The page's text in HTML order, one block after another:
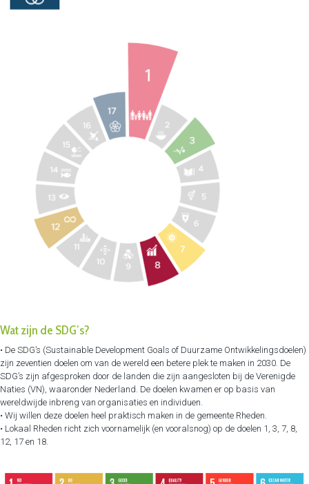
Wat zijn de SDG’s?
• De SDG’s (Sustainable Development Goals of Duurzame Ontwikkelingsdoelen)
zijn zeventien doelen om van de wereld een betere plek te maken in 2030. De
SDG’s zijn afgesproken door de landen die zijn aangesloten bij de Verenigde
Naties (VN), waaronder Nederland. De doelen kwamen er op basis van
wereldwijde inbreng van organisaties en individuen.
• Wij willen deze doelen heel praktisch maken in de gemeente Rheden.
• Lokaal Rheden richt zich voornamelijk (en vooralsnog) op de doelen 1, 3, 7, 8,
12, 17 en 18.